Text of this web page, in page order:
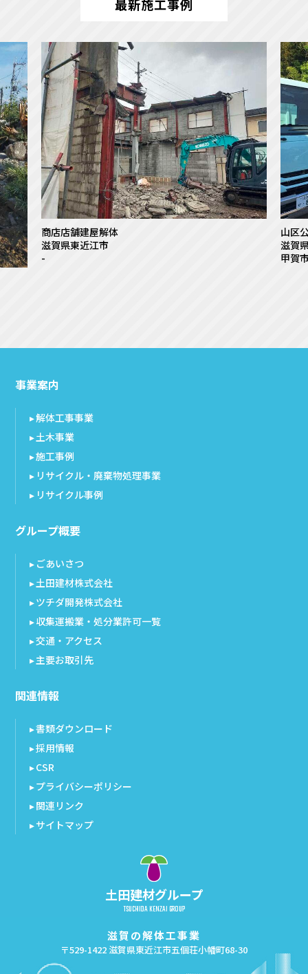
最新施工事例
商店店舗建屋解体
滋賀県東近江市
-
山区
滋賀
甲賀
事業案内
解体工事事業
土木事業
施工事例
リサイクル・廃棄物処理事業
リサイクル事例
グループ概要
ごあいさつ
土田建材株式会社
ツチダ開発株式会社
収集運搬業・処分業許可一覧
交通・アクセス
主要お取引先
関連情報
書類ダウンロード
採用情報
CSR
プライバシーポリシー
関連リンク
サイトマップ
土田建材グループ
TSUCHIDA KENZAI GROUP
滋賀の解体工事業
〒529-1422 滋賀県東近江市五個荘小幡町68-30